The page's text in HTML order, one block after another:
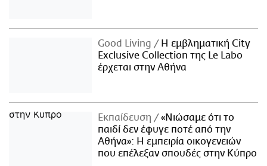
Good Living
Η εμβληματική City
Exclusive Collection της Le Labo
έρχεται στην Αθήνα
Εκπαίδευση
«Νιώσαμε ότι το
παιδί δεν έφυγε ποτέ από την
Αθήνα»: Η εμπειρία οικογενειών
που επέλεξαν σπουδές στην Κύπρο